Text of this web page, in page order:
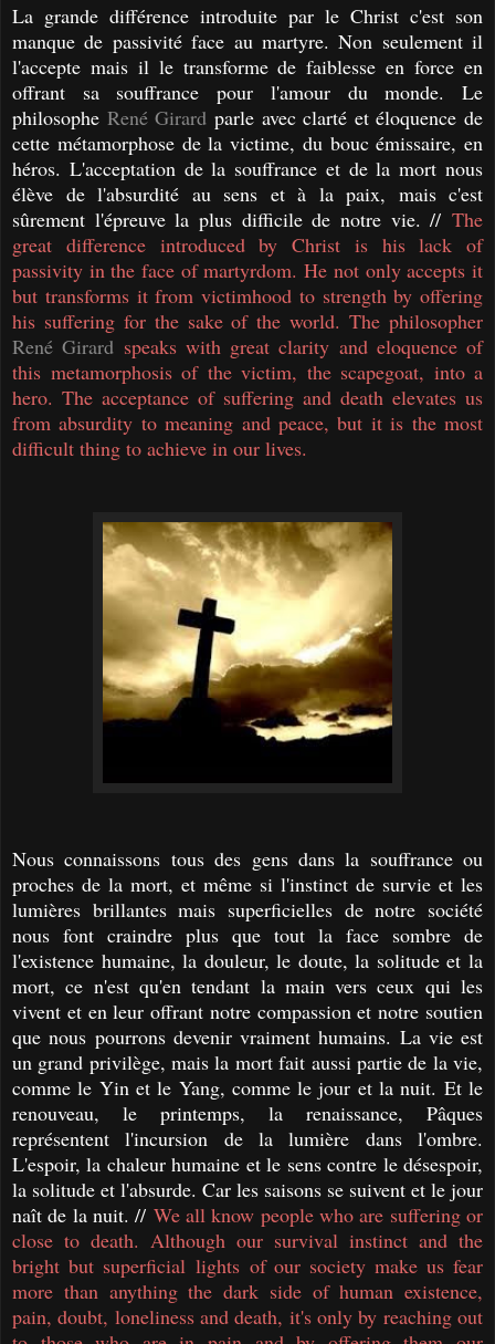
La grande différence introduite par le Christ c'est son
manque de passivité face au martyre. Non seulement il
l'accepte mais il le transforme de faiblesse en force en
offrant sa souffrance pour l'amour du monde. Le
philosophe René Girard parle avec clarté et éloquence de
cette métamorphose de la victime, du bouc émissaire, en
héros. L'acceptation de la souffrance et de la mort nous
élève de l'absurdité au sens et à la paix, mais c'est
sûrement l'épreuve la plus difficile de notre vie. // The
great difference introduced by Christ is his lack of
passivity in the face of martyrdom. He not only accepts it
but transforms it from victimhood to strength by offering
his suffering for the sake of the world. The philosopher
René Girard speaks with great clarity and eloquence of
this metamorphosis of the victim, the scapegoat, into a
hero. The acceptance of suffering and death elevates us
from absurdity to meaning and peace, but it is the most
difficult thing to achieve in our lives.
Nous connaissons tous des gens dans la souffrance ou
proches de la mort, et même si l'instinct de survie et les
lumières brillantes mais superficielles de notre société
nous font craindre plus que tout la face sombre de
l'existence humaine, la douleur, le doute, la solitude et la
mort, ce n'est qu'en tendant la main vers ceux qui les
vivent et en leur offrant notre compassion et notre soutien
que nous pourrons devenir vraiment humains. La vie est
un grand privilège, mais la mort fait aussi partie de la vie,
comme le Yin et le Yang, comme le jour et la nuit. Et le
renouveau, le printemps, la renaissance, Pâques
représentent l'incursion de la lumière dans l'ombre.
L'espoir, la chaleur humaine et le sens contre le désespoir,
la solitude et l'absurde. Car les saisons se suivent et le jour
naît de la nuit. // We all know people who are suffering or
close to death. Although our survival instinct and the
bright but superficial lights of our society make us fear
more than anything the dark side of human existence,
pain, doubt, loneliness and death, it's only by reaching out